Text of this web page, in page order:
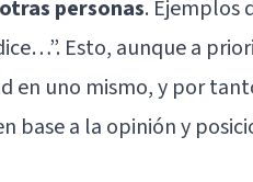
personas. Ejemplos
Esto, aunque a
en uno mismo, y por
base a la opinión y